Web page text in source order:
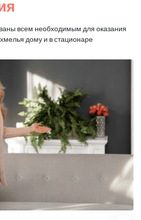
всем необходимым для оказания
дому и в стационаре